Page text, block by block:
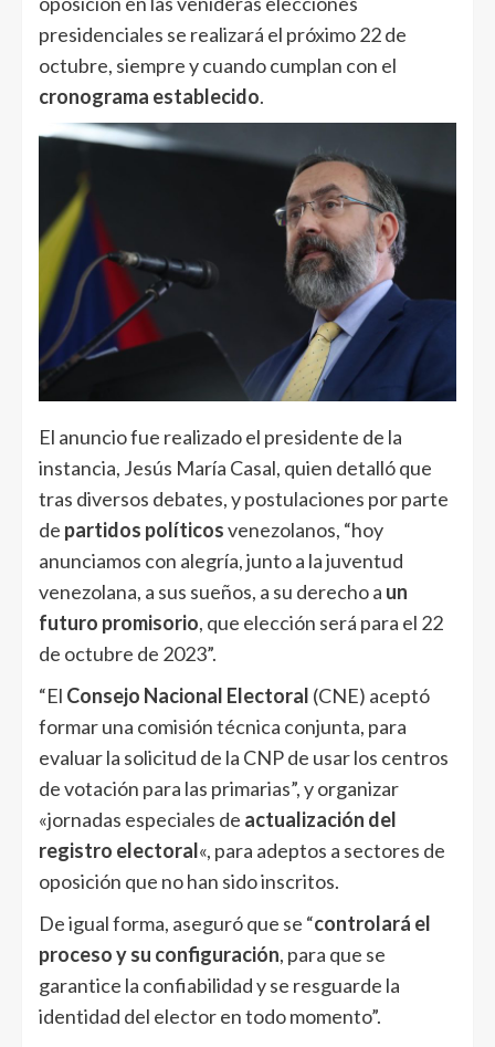
presidenciales se realizará el próximo 22 de
octubre, siempre y cuando cumplan con el
cronograma establecido.
El anuncio fue realizado el presidente de la
instancia, Jesús María Casal, quien detalló que
tras diversos debates, y postulaciones por parte
de partidos políticosvenezolanos, “hoy
anunciamos con alegría, junto a la juventud
venezolana, a sus sueños, a su derecho a un
futuro promisorio, que elección será para el 22
de octubre de 2023”.
“El Consejo Nacional Electoral (CNE) aceptó
formar una comisión técnica conjunta, para
evaluar la solicitud de la CNP de usar los centros
de votación para las primarias”, y organizar
«jornadas especiales de actualización del
registro electoral«, para adeptos a sectores de
oposición que no han sido inscritos.
De igual forma, aseguró que se “controlará el
proceso y su configuración, para que se
garantice la confiabilidad y se resguarde la
identidad del elector en todo momento”.